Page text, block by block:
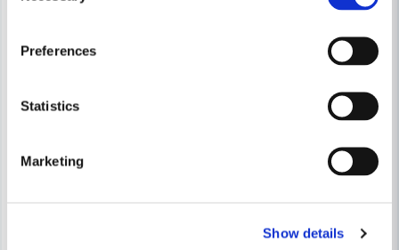
Preferences
Statistics
Marketing
Show details